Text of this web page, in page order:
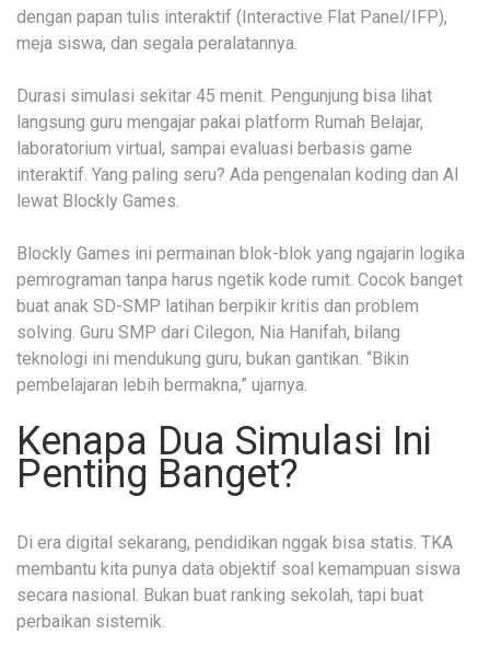
dengan papan tulis interaktif (Interactive Flat Panel/IFP),
meja siswa, dan segala peralatannya.
Durasi simulasi sekitar 45 menit. Pengunjung bisa lihat
langsung guru mengajar pakai platform Rumah Belajar,
laboratorium virtual, sampai evaluasi berbasis game
interaktif. Yang paling seru? Ada pengenalan koding dan AI
lewat Blockly Games.
Blockly Games ini permainan blok-blok yang ngajarin logika
pemrograman tanpa harus ngetik kode rumit. Cocok banget
buat anak SD-SMP latihan berpikir kritis dan problem
solving. Guru SMP dari Cilegon, Nia Hanifah, bilang
teknologi ini mendukung guru, bukan gantikan. “Bikin
pembelajaran lebih bermakna,” ujarnya.
Kenapa Dua Simulasi Ini
Penting Banget?
Di era digital sekarang, pendidikan nggak bisa statis. TKA
membantu kita punya data objektif soal kemampuan siswa
secara nasional. Bukan buat ranking sekolah, tapi buat
perbaikan sistemik.